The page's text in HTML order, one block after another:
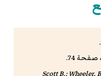
، صفحة 74.
Scott B.; Wheeler,